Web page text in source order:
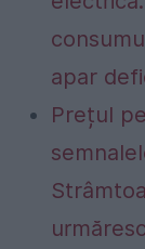
apar
Prețul